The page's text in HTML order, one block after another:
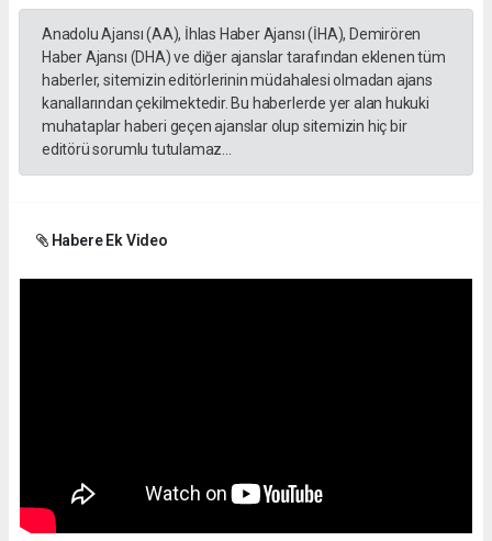
Anadolu Ajansı (AA), İhlas Haber Ajansı (İHA), Demirören
Haber Ajansı (DHA) ve diğer ajanslar tarafından eklenen tüm
haberler, sitemizin editörlerinin müdahalesi olmadan ajans
kanallarından çekilmektedir. Bu haberlerde yer alan hukuki
muhataplar haberi geçen ajanslar olup sitemizin hiç bir
editörü sorumlu tutulamaz...
Habere Ek Video